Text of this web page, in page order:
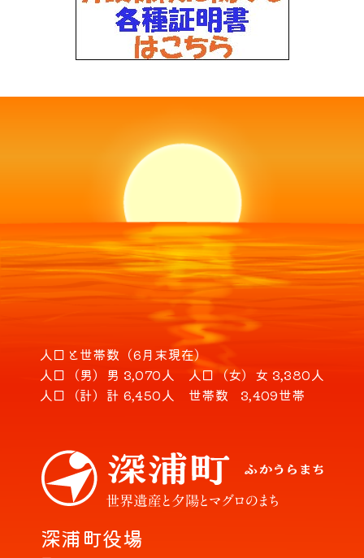
深浦町役場
人口と世帯数（6月末現在）
人口（男） 男 3,070人 人口（女） 女 3,380人
人口（計） 計 6,450人 世帯数 3,409世帯